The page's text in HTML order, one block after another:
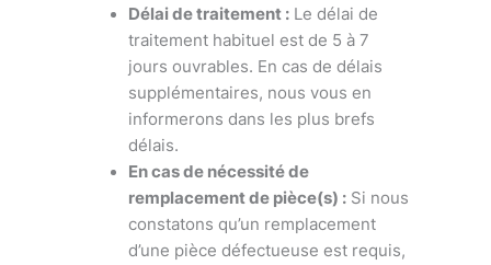
Délai de traitement :Le délai de
traitement habituel est de 5 à 7
jours ouvrables. En cas de délais
supplémentaires, nous vous en
informerons dans les plus brefs
délais.
En cas de nécessité de
remplacement de pièce(s) :Si nous
constatons qu’un remplacement
d’une pièce défectueuse est requis,